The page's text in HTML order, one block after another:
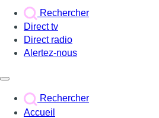
Rechercher
Direct tv
Direct radio
Alertez-nous
Rechercher
Accueil